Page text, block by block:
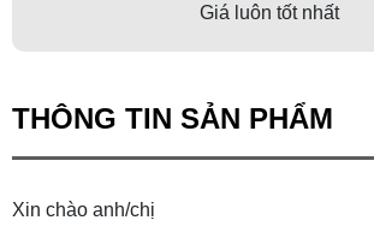
Giá luôn tốt nhất
THÔNG TIN SẢN PHẨM
Xin chào anh/chị